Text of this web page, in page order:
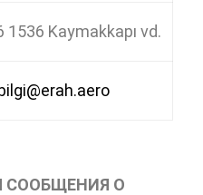
1536 Kaymakkapı vd.
bilgi@erah.aero
СООБЩЕНИЯ О